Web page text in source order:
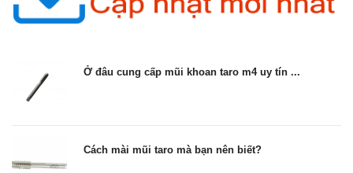
Ở đâu cung cấp mũi khoan taro m4 uy tín ...
Cách mài mũi taro mà bạn nên biết?